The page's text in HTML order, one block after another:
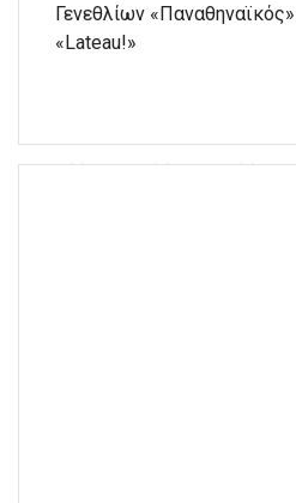
Γενεθλίων
«Lateau!»